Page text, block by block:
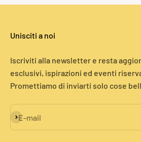
Unisciti a noi
Iscriviti alla newsletter e resta
esclusivi, ispirazioni ed eventi
Promettiamo di inviarti solo cose
E-mail
Iscriviti alla newsletter